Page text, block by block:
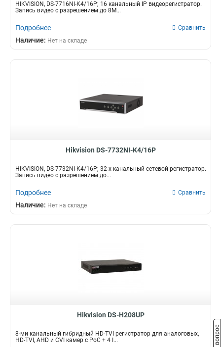
HIKVISION, DS-7716NI-K4/16P; 16 канальный IP видеорегистратор.
Запись видео с разрешением до 8М...
Подробнее Сравнить
Наличие: Нет на складе
Hikvision DS-7732NI-K4/16P
HIKVISION, DS-7732NI-K4/16P; 32-х канальный сетевой регистратор.
Запись видео с разрешением до...
Подробнее Сравнить
Наличие: Нет на складе
Hikvision DS-H208UP
8-ми канальный гибридный HD-TVI регистратор для аналоговых,
HD-TVI, AHD и CVI камер c PoC + 4 I...